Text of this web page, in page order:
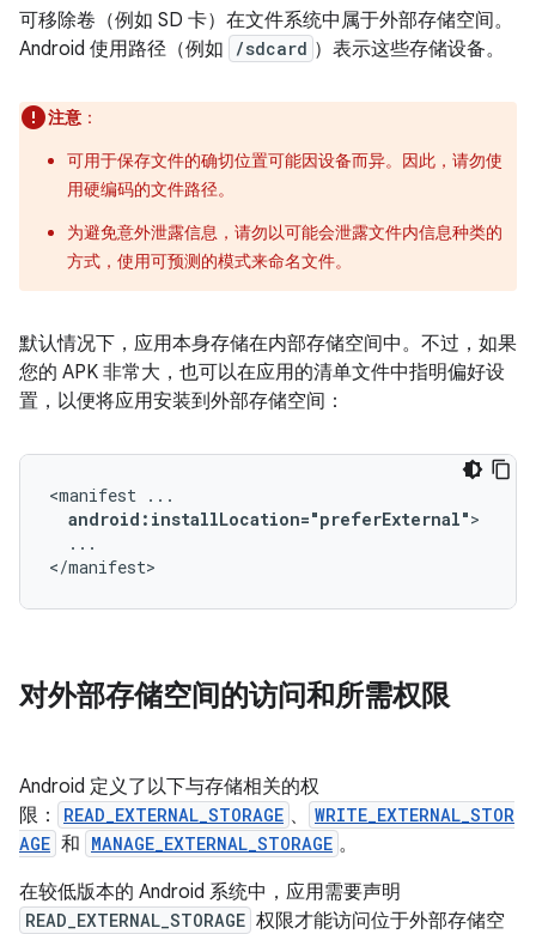
可移除卷（例如 SD 卡）在文件系统中属于外部存储空间。
Android 使用路径（例如
/sdcard ）表示这些存储设备。
注意 ：
可用于保存文件的确切位置可能因设备而异。因此，请勿使
用硬编码的文件路径。
为避免意外泄露信息，请勿以可能会泄露文件内信息种类的
方式，使用可预测的模式来命名文件。
默认情况下，应用本身存储在内部存储空间中。不过，如果
您的 APK 非常大，也可以在应用的清单文件中指明偏好设
置，以便将应用安装到外部存储空间：
<manifest
android:installLocation="preferExternal"
...
</manifest>
对外部存储空间的访问和所需权限
Android 定义了以下与存储相关的权
限：
READ_EXTERNAL_STORAGE 、
WRITE_EXTERNAL_STOR
AGE 和 MANAGE_EXTERNAL_STORAGE 。
在较低版本的 Android 系统中，应用需要声明
READ_EXTERNAL_STORAGE 权限才能访问位于外部存储空